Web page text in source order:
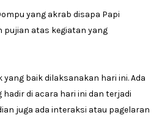
yang akrab disapa Papi
pujian atas kegiatan yang
yang baik dilaksanakan hari ini. Ada
di acara hari ini dan terjadi
juga ada interaksi atau pagelaran